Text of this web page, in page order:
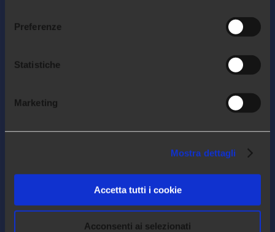
Preferenze
Statistiche
Marketing
Mostra dettagli
Accetta tutti i cookie
Acconsenti ai selezionati
Arca24 è un HR Tech Factory specializzata
settore delle risorse umane.